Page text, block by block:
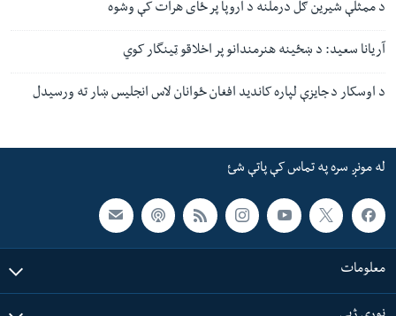
د ممثلې شيرین ګل درملنه د اروپا پر ځای هرات کې وشوه
آریانا سعید: د ښځینه هنرمندانو پر اخلاقو ټینگار کوي
د اوسکار د جایزې لپاره کاندید افغان ځوانان لاس انجلیس ښار ته ورسیدل
له مونږ سره په تماس کې پاتې شئ
معلومات